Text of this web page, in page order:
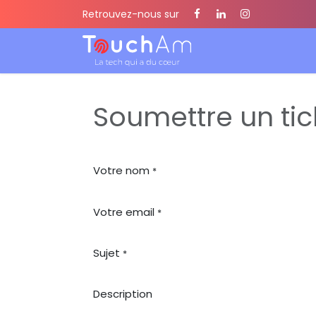
Retrouvez-nous sur
Soumettre un
Votre nom *
Votre email *
Sujet *
Description